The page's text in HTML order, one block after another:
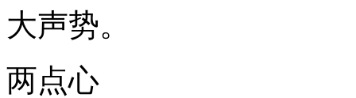
大声势。
两点心